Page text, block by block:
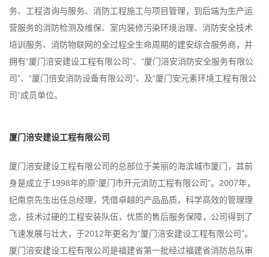
务、工程咨询与服务、消防工程施工与项目管理，到后端为生产运
营服务的消防检测及维保、室内装修污染环境治理、消防安全技术
培训服务、消防物联网的全过程全生命周期的建安综合服务商，并
拥有“厦门涪安建设工程有限公司”、“厦门涪安消防安全服务有限公
司”、“厦门倍安消防设备有限公司”、及“厦门安元素环境工程有限公
司”成员单位。
厦门涪安建设工程有限公司
厦门涪安建设工程有限公司的总部位于美丽的海滨城市厦门，其前
身是成立于1998年的原“厦门市开元消防工程有限公司”。 2007年，
纪南京先生出任总经理，凭借卓越的产品品质，科学高效的管理理
念，技术过硬的工程安装队伍，优质的售后服务保障，公司得到了
飞速发展与壮大，于2012年更名为“厦门涪安建设工程有限公司”。
厦门涪安建设工程有限公司是福建省第一批经过福建省消防总队审